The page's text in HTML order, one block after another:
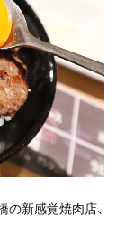
新感覚焼肉店、